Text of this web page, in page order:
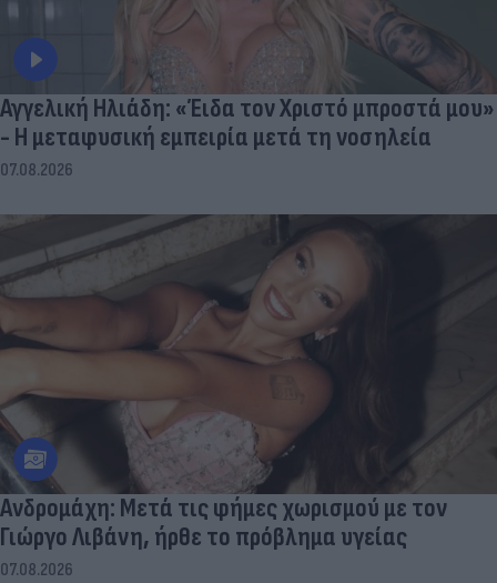
Αγγελική Ηλιάδη: «Έιδα τον Χριστό μπροστά μου»
- Η μεταφυσική εμπειρία μετά τη νοσηλεία
07.08.2026
Aνδρομάχη: Mετά τις φήμες χωρισμού με τον
Γιώργο Λιβάνη, ήρθε το πρόβλημα υγείας
07.08.2026